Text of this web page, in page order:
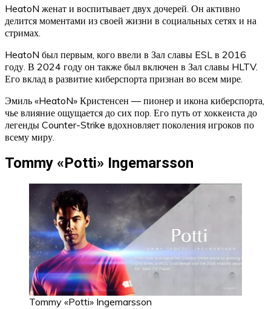
HeatoN женат и воспитывает двух дочерей. Он активно
делится моментами из своей жизни в социальных сетях и на
стримах.
HeatoN был первым, кого ввели в Зал славы ESL в 2016
году. В 2024 году он также был включен в Зал славы HLTV.
Его вклад в развитие киберспорта признан во всем мире.
Эмиль «HeatoN» Кристенсен — пионер и икона киберспорта,
чье влияние ощущается до сих пор. Его путь от хоккеиста до
легенды Counter-Strike вдохновляет поколения игроков по
всему миру.
Tommy «Potti» Ingemarsson
Tommy «Potti» Ingemarsson